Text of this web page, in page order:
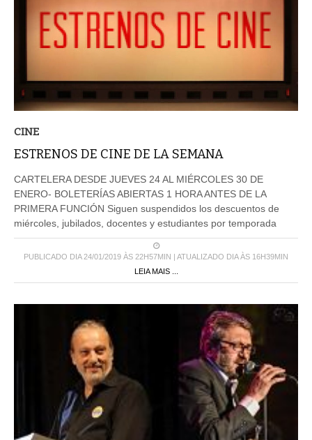
CINE
ESTRENOS DE CINE DE LA SEMANA
CARTELERA DESDE JUEVES 24 AL MIÉRCOLES 30 DE
ENERO- BOLETERÍAS ABIERTAS 1 HORA ANTES DE LA
PRIMERA FUNCIÓN Siguen suspendidos los descuentos de
miércoles, jubilados, docentes y estudiantes por temporada
PUBLICADO DIA 24/01/2019 ÀS 22H57MIN | ATUALIZADO DIA ÀS 16H39MIN
LEIA MAIS ...